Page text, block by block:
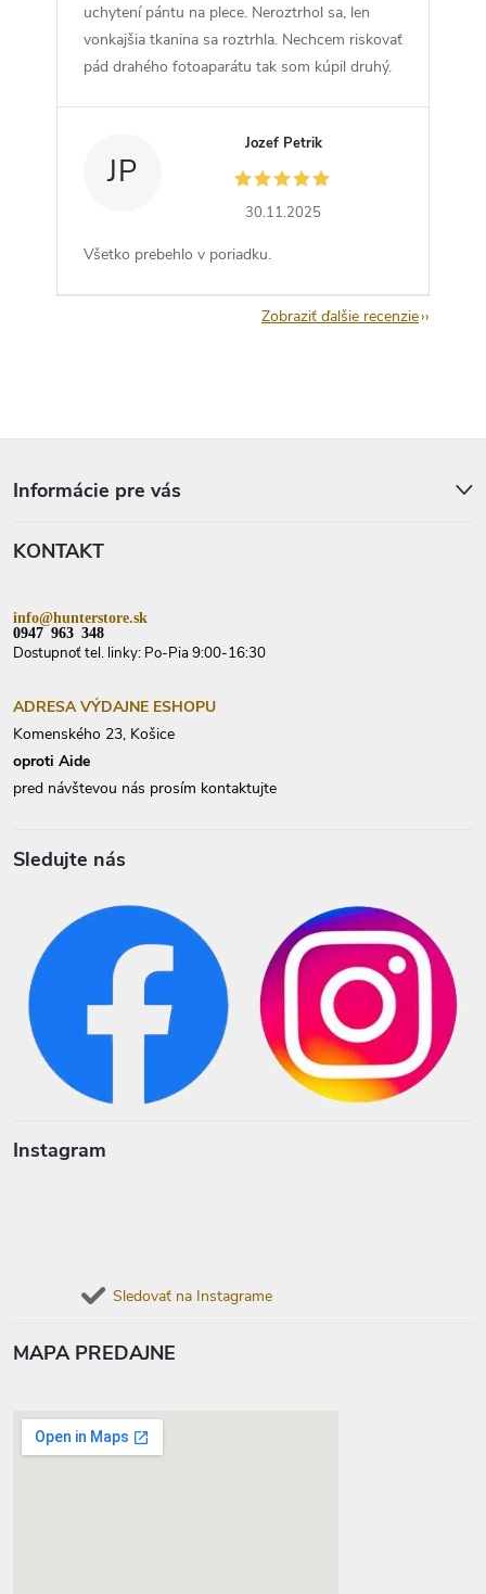
uchytení pántu na plece. Neroztrhol sa, len
vonkajšia tkanina sa roztrhla. Nechcem riskovať
pád drahého fotoaparátu tak som kúpil druhý.
JP
Jozef Petrik
30.11.2025
Všetko prebehlo v poriadku.
Zobraziť ďalšie recenzie
Informácie pre vás
KONTAKT
info@hunterstore.sk
0947 963 348
Dostupnoť tel. linky: Po-Pia 9:00-16:30
ADRESA VÝDAJNE ESHOPU
Komenského 23, Košice
oproti Aide
pred návštevou nás prosím kontaktujte
Sledujte nás
Instagram
Sledovať na Instagrame
MAPA PREDAJNE